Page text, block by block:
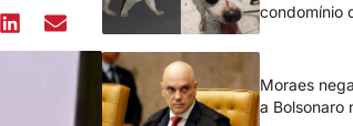
condomínio
Moraes
a Bolsonaro